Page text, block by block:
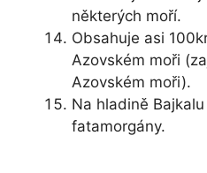
některých moří.
Obsahuje asi
Azovském moři
Azovském moři).
Na hladině
fatamorgány.